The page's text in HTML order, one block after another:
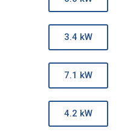
3.4 kW
7.1 kW
4.2 kW